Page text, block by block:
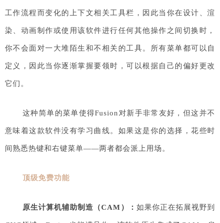
工作流程而变化的上下文相关工具栏，因此当你在设计、渲
染、动画制作或使用该软件进行任何其他操作之间切换时，
你不会面对一大堆陌生和不相关的工具。所有菜单都可以自
定义，因此当你逐渐掌握要领时，可以根据自己的偏好更改
它们。
这种简单的菜单使得Fusion对新手非常友好，但这并不
意味着这款软件没有学习曲线。如果这是你的选择，花些时
间熟悉热键和右键菜单——两者都会派上用场。
顶级免费功能
原生计算机辅助制造（CAM）： 如果你正在拓展视野到